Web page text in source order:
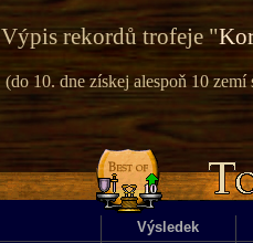
Výpis rekordů trofeje "
(do 10. dne získej alespoň 10
Výsledek